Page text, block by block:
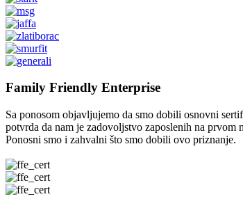
Family Friendly Enterprise
Sa ponosom objavljujemo da smo dobili osnovni
potvrda da nam je zadovoljstvo zaposlenih na
Ponosni smo i zahvalni što smo dobili ovo priznanje.